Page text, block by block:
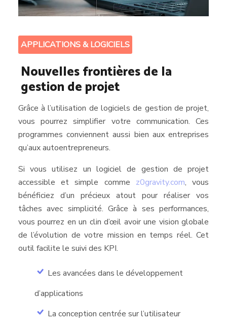
APPLICATIONS & LOGICIELS
Nouvelles frontières de la
gestion de projet
Grâce à l’utilisation de logiciels de gestion de projet,
vous pourrez simplifier votre communication. Ces
programmes conviennent aussi bien aux entreprises
qu’aux autoentrepreneurs.
Si vous utilisez un logiciel de gestion de projet
accessible et simple comme z0gravity.com, vous
bénéficiez d’un précieux atout pour réaliser vos
tâches avec simplicité. Grâce à ses performances,
vous pourrez en un clin d’œil avoir une vision globale
de l’évolution de votre mission en temps réel. Cet
outil facilite le suivi des KPI.
Les avancées dans le développement
d’applications
La conception centrée sur l’utilisateur